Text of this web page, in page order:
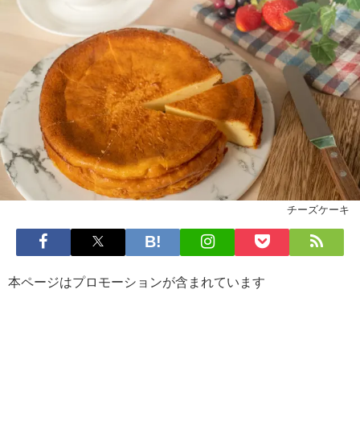
チーズケーキ
本ページはプロモーションが含まれています